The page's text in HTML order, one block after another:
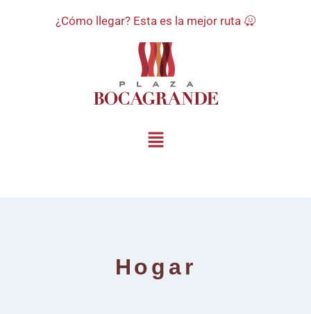
¿Cómo llegar? Esta es la mejor ruta
Hogar